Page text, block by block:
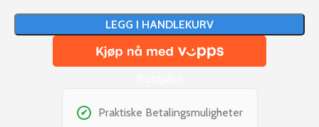
LEGG I HANDLEKURV
✔ Praktiske Betalingsmuligheter